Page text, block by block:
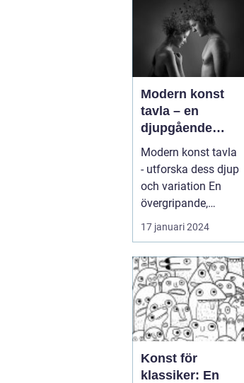
Modern konst
tavla – en
djupgående
analys av denna
konstform
Modern konst tavla
- utforska dess djup
och variation En
övergripande,
grundlig översikt
över "mod...
17 januari 2024
Konst för
klassiker: En